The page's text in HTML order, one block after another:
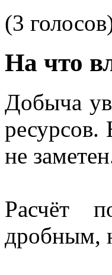
(3
На что
Добыча
не
Расчёт
дробным,